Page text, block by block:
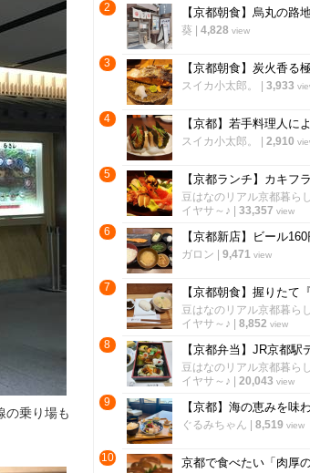
の乗り場も
2
葵 4,828 view
3
スイカ小太郎。 3,933
4
スイカ小太郎。 2,910
5
豆はなのリアル京都暮ら
イヤサ～♪
33,357 view
6
ガロン 9,471 view
7
豆はなのリアル京都暮ら
イヤサ～♪
8,852 view
8
豆はなのリアル京都暮ら
イヤサ～♪
20,043 view
9
ぐるみちゃん 8,519 view
10